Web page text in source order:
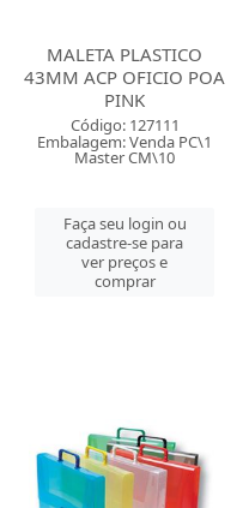
MALETA PLASTICO
43MM ACP OFICIO POA
PINK
Código: 127111
Embalagem: Venda PC\1
Master CM\10
Faça seu login ou
cadastre-se para
ver preços e
comprar